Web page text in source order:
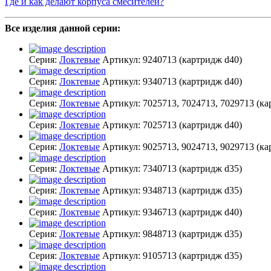
Все изделия данной серии:
Серия: Локтевые Артикул: 9240713 (картридж d40)
Серия: Локтевые Артикул: 9340713 (картридж d40)
Серия: Локтевые Артикул: 7025713, 7024713, 7029713
Серия: Локтевые Артикул: 7025713 (картридж d40)
Серия: Локтевые Артикул: 9025713, 9024713, 9029713
Серия: Локтевые Артикул: 7340713 (картридж d35)
Серия: Локтевые Артикул: 9348713 (картридж d35)
Серия: Локтевые Артикул: 9346713 (картридж d40)
Серия: Локтевые Артикул: 9848713 (картридж d35)
Серия: Локтевые Артикул: 9105713 (картридж d35)